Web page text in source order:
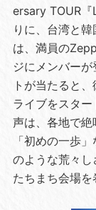
ersary TOUR
りに、台湾と
は、満員の
ジにメンバー
トが当たると
ライブをスタ
声は、各地で絶
「初めの一歩
のような荒々し
たちまち会場を